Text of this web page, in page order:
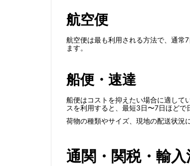
航空便
航空便は最も利用される方法で、通常
ます。
船便・速達
船便はコストを抑えたい場合に適して
スを利用すると、最短3日〜7日ほどで
荷物の種類やサイズ、現地の配送状況
通関・関税・輸